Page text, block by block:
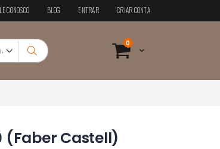
CONOSCO BLOG ENTRAR CRIAR CONTA
Cart
0 itens
(Faber Castell)